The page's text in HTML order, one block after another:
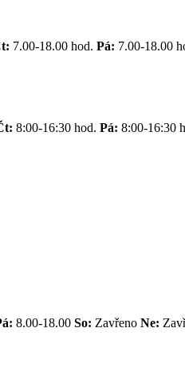
7.00-18.00 hod. Pá: 7.00-18.00
8:00-16:30 hod. Pá: 8:00-16:30
8.00-18.00 So: Zavřeno Ne: